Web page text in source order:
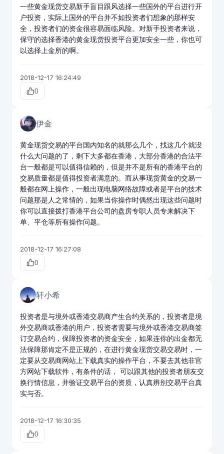
一些黄金现货交易新手盲目跟风选择一些国外的平台进行开
户投资，实际上国外的平台并不如投资者们想象的那样安
全，投资者们的资金很容易面临风险。对新手投资者来说，
保守的选择香港的黄金现货投资平台更加安全一些，你也可
以选择上金所的啊。
2018-12-17 16:24:49
0
伊金
黄金现货交易的平台国内知名的就那么几个，找这几个就没
什么大问题的了，剩下大多都在香港，大部分香港的合法平
台一般都是可以值得信赖的，但是并不是所有的香港平台的
交易质量都是值得投资者满意的。而从事现货黄金的交易一
般都在网上操作，一般出现电脑网络故障或者是平台的技术
问题那是人之常情的，如果当你操作时偶然出现这些问题时
你可以直接拨打香港平台公司的盘房专职人员专来解决下
单、平仓等所有操作问题。
2018-12-17 16:27:08
0
轩小希
投资者是与境外或香港交易商产生合约关系的，投资者是境
外交易商或香港的用户，投资者需要与境外或香港交易商签
订交易合约，保障投资者的资金安全，如果连你的出金都无
法保障那肯定不是正规的，在进行黄金现货交易交易时，一
定要从交易商网站上下载真实的操作平台，不要去其他非官
方网站下载软件，有条件的话， 可以跟其他的投资者朋友交
换行情信息，并验证交易平台的资质，认真辨别交易平台真
实与否。
2018-12-17 16:30:35
0